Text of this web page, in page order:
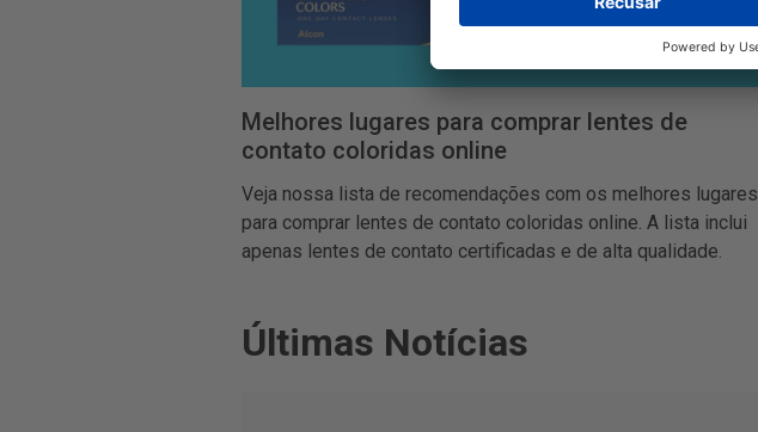
Melhores lugares para comprar lentes de
contato coloridas online
Veja nossa lista de recomendações com os melhores lugares
para comprar lentes de contato coloridas online. A lista inclui
apenas lentes de contato certificadas e de alta qualidade.
Últimas Notícias